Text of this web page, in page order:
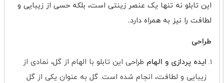
این تابلو نه تنها یک عنصر زینتی است، بلکه حسی از زیبایی و
لطافت را نیز به همراه دارد.
طراحی
ایده پردازی و الهام طراحی این تابلو با الهام از گل، نمادی از
زیبایی و لطافت، انجام شده است. گل به عنوان یکی از گل